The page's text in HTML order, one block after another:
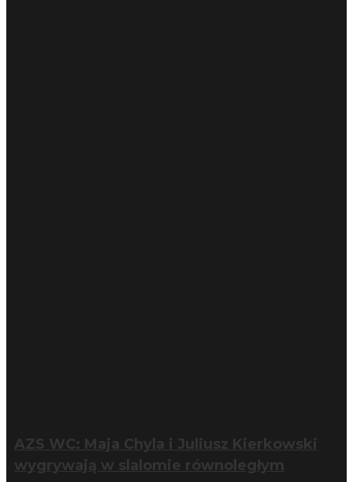
AZS WC: Maja Chyla i Juliusz Kierkowski
wygrywają w slalomie równoległym